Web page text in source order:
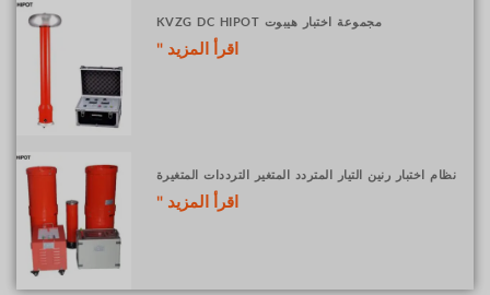
مجموعة اختبار هيبوت KVZG DC HIPOT
اقرأ المزيد "
نظام اختبار رنين التيار المتردد المتغير الترددات المتغيرة
اقرأ المزيد "